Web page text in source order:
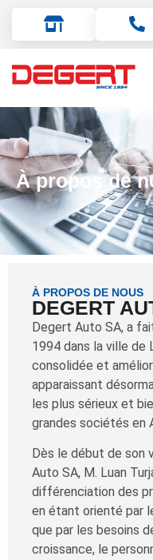
À propos de
À PROPOS DE NOUS
DEGERT
Degert Auto SA, a
1994 dans la ville de
consolidée et
apparaissant
les plus sérieux et
grandes sociétés en
Dès le début de son
Auto SA, M. Luan
différenciation des
en étant orienté par
que par les besoins
croissance, le